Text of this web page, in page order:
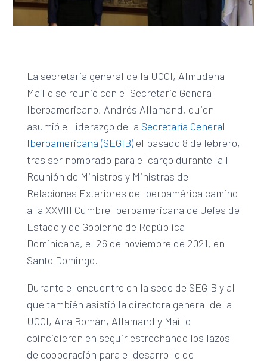
La secretaria general de la UCCI, Almudena
Maíllo se reunió con el Secretario General
Iberoamericano, Andrés Allamand, quien
asumió el liderazgo de la Secretaría General
Iberoamericana (SEGIB)el pasado 8 de febrero,
tras ser nombrado para el cargo durante la I
Reunión de Ministros y Ministras de
Relaciones Exteriores de Iberoamérica camino
a la XXVIII Cumbre Iberoamericana de Jefes de
Estado y de Gobierno de República
Dominicana, el 26 de noviembre de 2021, en
Santo Domingo.
Durante el encuentro en la sede de SEGIB y al
que también asistió la directora general de la
UCCI, Ana Román, Allamand y Maíllo
coincidieron en seguir estrechando los lazos
de cooperación para el desarrollo de